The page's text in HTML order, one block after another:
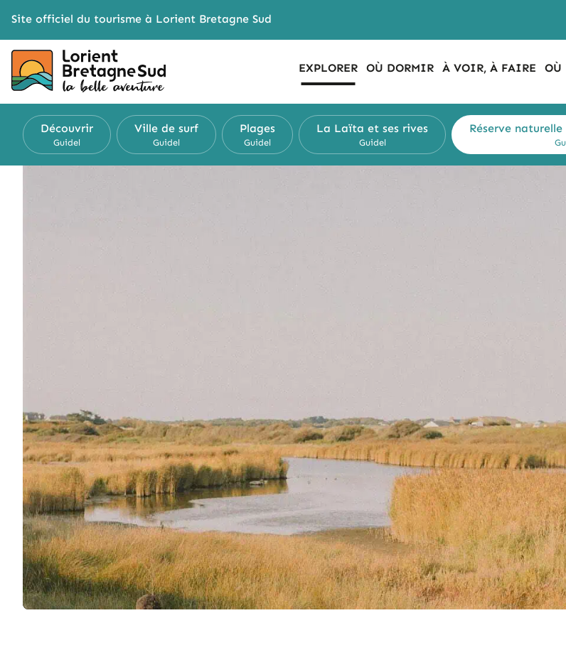
Site officiel du tourisme à Lorient Bretagne Sud
EXPLORER OÙ DORMIR À VOIR, À FAIRE OÙ
Découvrir
Guidel
Ville de surf
Guidel
Plages
Guidel
La Laïta et ses rives
Guidel
Réserve naturelle